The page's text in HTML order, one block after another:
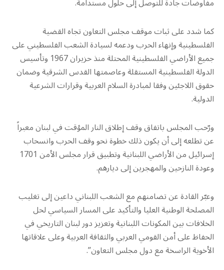
كما شدد على ثبات موقف مجلس التعاون تجاه القضية
الفلسطينية وإنهاء الحرب ودعمه لسيادة الشعب الفلسطيني على
جميع الأراضي الفلسطينية المحتلة منذ حزيران 1967 وتأسيس
الدولة الفلسطينية المستقلة وعاصمتها القدس الشرقية وضمان
حقوق اللاجئين وفقا لمبادرة السلام العربية وقرارات الشرعية
الدولية.
ورّحب المجلس باتفاق وقف إطلاق النار المؤقت في لبنان معبراً
عن تطلعه إلى أن يكون ذلك خطوة نحو وقف الحرب وانسحاب
إسرائيل من الأراضي اللبنانية وتطبيق قرار مجلس الأمن 1701
وعودة النازحين والمهجرين إلى ديارهم.
وعبّر القادة عن تضامنهم مع الشعب اللبناني داعين إلى تغليب
المصلحة الوطنية العليا والتأكيد على المسار السياسي لحل
الخلافات بين المكونات اللبنانية وتعزيز دور لبنان التاريخي في
الحفاظ على أمن القومي العربي والثقافة العربية وعلى علاقاتها
الأخوية الراسخة مع دول مجلس التعاون”.